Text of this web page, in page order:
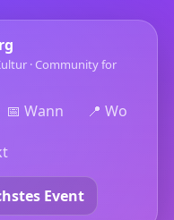
· Community for
📅 Wann 📍 Wo
Event